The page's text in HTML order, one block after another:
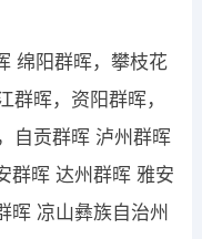
绵阳群晖，攀枝花
群晖，资阳群晖，
自贡群晖 泸州群晖
群晖 达州群晖 雅安
晖 凉山彝族自治州